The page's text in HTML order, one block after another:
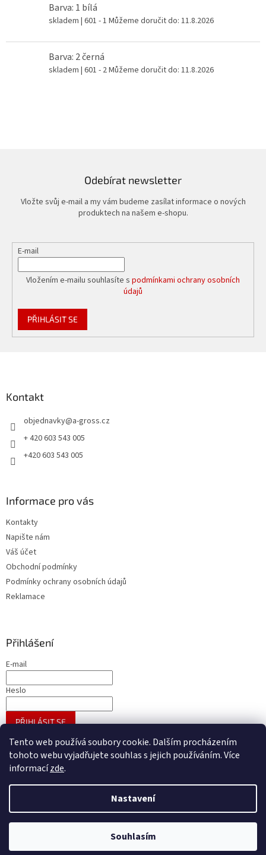
Tento web používá soubory cookie. Dalším procházením
tohoto webu vyjadřujete souhlas s jejich používáním. Více
informacízde.
Nastavení
Souhlasím
Barva: 1 bílá
skladem | 601 - 1 Můžeme doručit do: 11.8.2026
Barva: 2 černá
skladem | 601 - 2Můžeme doručit do: 11.8.2026
Odebírat newsletter
Vložte svůj e-mail a my vám budeme zasílat informace o nových
produktech na našem e-shopu.
E-mail
Vložením e-mailu souhlasíte s podmínkami ochrany osobních
údajů
PŘIHLÁSIT SE
Kontakt
objednavky@a-gross.cz
+ 420 603 543 005
+420 603 543 005
Informace pro vás
Kontakty
Napište nám
Váš účet
Obchodní podmínky
Podmínky ochrany osobních údajů
Reklamace
Přihlášení
E-mail
Heslo
PŘIHLÁSIT SE
Nová registraceZapomenuté heslo
Copyright 2026A - GROSS velkoobchod galanterie. Všechna
práva vyhrazena.